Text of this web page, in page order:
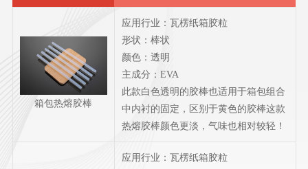
箱包热熔胶棒
应用行业：瓦楞纸箱胶粒
形状：棒状
颜色：透明
主成分：EVA
此款白色透明的胶棒也适用于箱包组合
中内衬的固定，区别于黄色的胶棒这款
热熔胶棒颜色更淡，气味也相对较轻！
应用行业：瓦楞纸箱胶粒